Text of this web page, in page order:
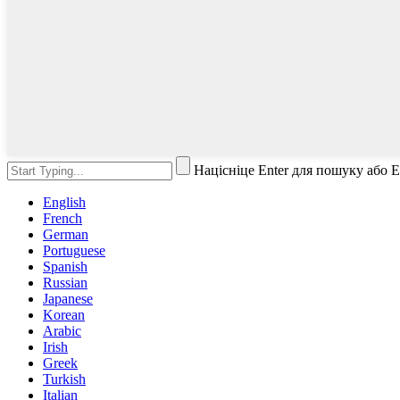
Націсніце Enter для пошуку або
English
French
German
Portuguese
Spanish
Russian
Japanese
Korean
Arabic
Irish
Greek
Turkish
Italian